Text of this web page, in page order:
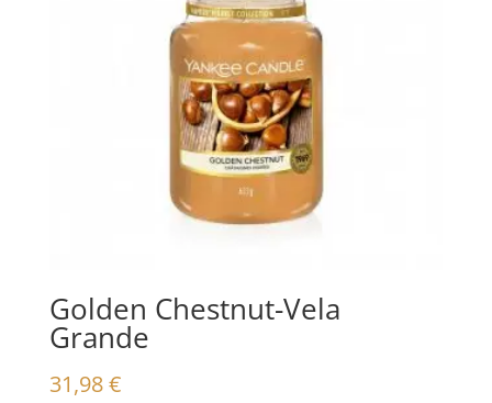
Golden Chestnut-Vela
Grande
31,98€